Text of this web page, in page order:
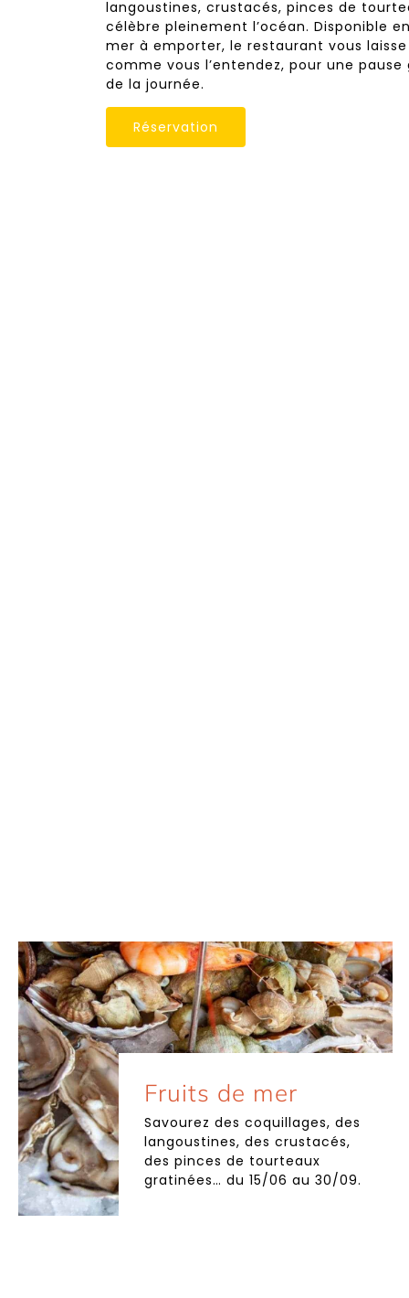
langoustines, crustacés, pinces de
célèbre pleinement l’océan. Disponible
mer à emporter, le restaurant vous
comme vous l’entendez, pour une
de la journée.
Réservation
Fruits de mer
Savourez des coquillages, des
langoustines, des crustacés,
des pinces de tourteaux
gratinées… du 15/06 au 30/09.